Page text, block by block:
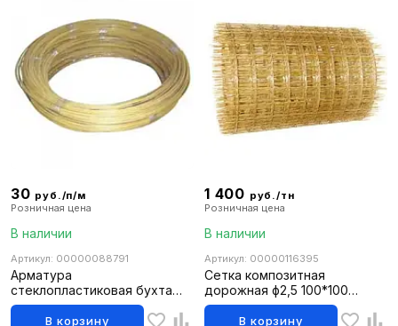
30 руб./п/м
Розничная цена
В наличии
Артикул: 00000088791
Арматура
стеклопластиковая бухта
50м/ф 8
В корзину
1 400 руб./тн
Розничная цена
В наличии
Артикул: 00000116395
Сетка композитная
дорожная ф2,5 100*100
(1,0*10м)
В корзину